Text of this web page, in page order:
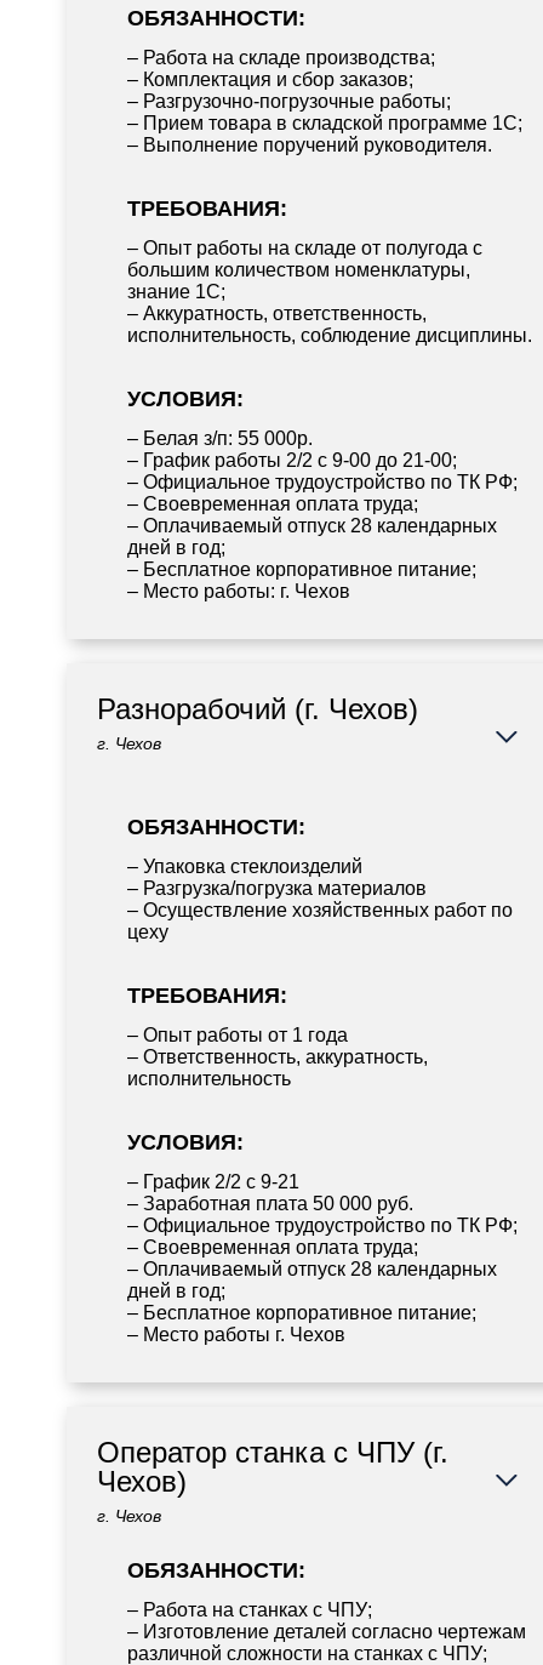
ОБЯЗАННОСТИ:
– Работа на складе производства;
– Комплектация и сбор заказов;
– Разгрузочно-погрузочные работы;
– Прием товара в складской программе 1С;
– Выполнение поручений руководителя.
ТРЕБОВАНИЯ:
– Опыт работы на складе от полугода с
большим количеством номенклатуры,
знание 1С;
– Аккуратность, ответственность,
исполнительность, соблюдение дисциплины.
УСЛОВИЯ:
– Белая з/п: 55 000р.
– График работы 2/2 с 9-00 до 21-00;
– Официальное трудоустройство по ТК РФ;
– Своевременная оплата труда;
– Оплачиваемый отпуск 28 календарных
дней в год;
– Бесплатное корпоративное питание;
– Место работы: г. Чехов
Разнорабочий (г. Чехов)
г. Чехов
ОБЯЗАННОСТИ:
– Упаковка стеклоизделий
– Разгрузка/погрузка материалов
– Осуществление хозяйственных работ по
цеху
ТРЕБОВАНИЯ:
– Опыт работы от 1 года
– Ответственность, аккуратность,
исполнительность
УСЛОВИЯ:
– График 2/2 с 9-21
– Заработная плата 50 000 руб.
– Официальное трудоустройство по ТК РФ;
– Своевременная оплата труда;
– Оплачиваемый отпуск 28 календарных
дней в год;
– Бесплатное корпоративное питание;
– Место работы г. Чехов
Оператор станка с ЧПУ (г.
Чехов)
г. Чехов
ОБЯЗАННОСТИ:
– Работа на станках с ЧПУ;
– Изготовление деталей согласно чертежам
различной сложности на станках с ЧПУ;